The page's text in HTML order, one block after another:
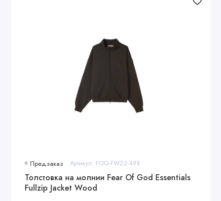
Предзаказ Артикул: FOG-FW22-498
Толстовка на молнии Fear Of God Essentials
Fullzip Jacket Wood